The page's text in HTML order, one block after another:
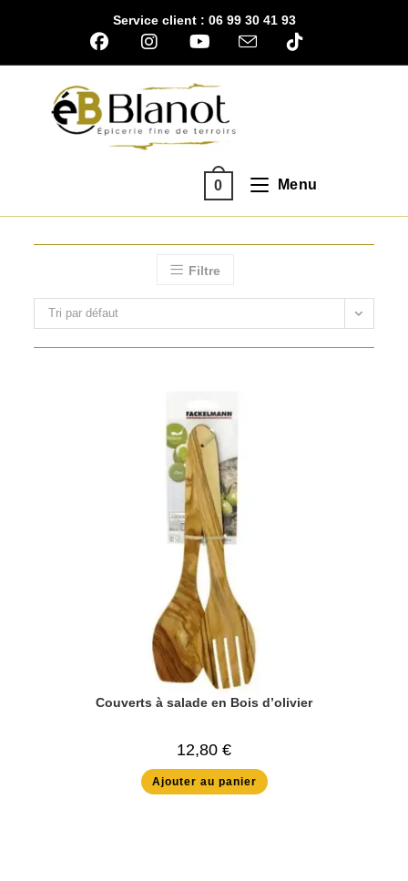
Service client : 06 99 30 41 93
0 Menu
Filtre
Tri par défaut
Couverts à salade en Bois d’olivier
12,80 €
Ajouter au panier